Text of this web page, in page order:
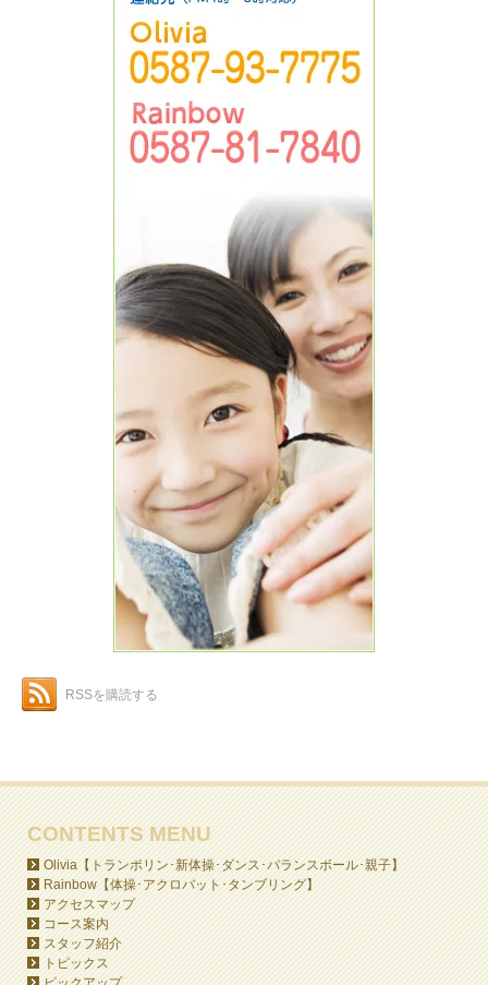
RSSを購読する
CONTENTS MENU
Olivia【トランポリン･新体操･ダンス･バランスボール･親子】
Rainbow【体操･アクロバット･タンブリング】
アクセスマップ
コース案内
スタッフ紹介
トピックス